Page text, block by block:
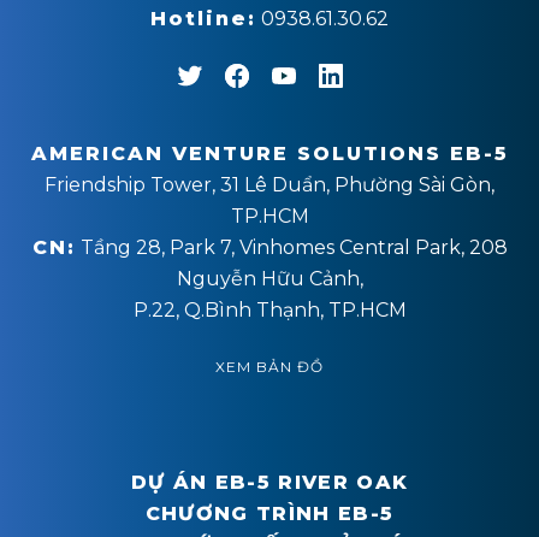
Hotline: 0938.61.30.62
AMERICAN VENTURE SOLUTIONS EB-5
Friendship Tower, 31 Lê Duẩn, Phường Sài Gòn,
TP.HCM
CN: Tầng 28, Park 7, Vinhomes Central Park, 208
Nguyễn Hữu Cảnh,
P.22, Q.Bình Thạnh, TP.HCM
XEM BẢN ĐỒ
DỰ ÁN EB-5 RIVER OAK
CHƯƠNG TRÌNH EB-5